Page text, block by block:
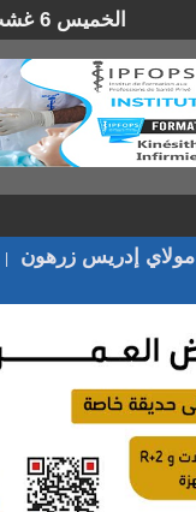
الخميس 6 غشت 2026
مولاي إدريس زرهون